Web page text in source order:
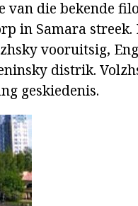
van die bekende
in Samara
vooruitsig,
distrik.
geskiedenis.